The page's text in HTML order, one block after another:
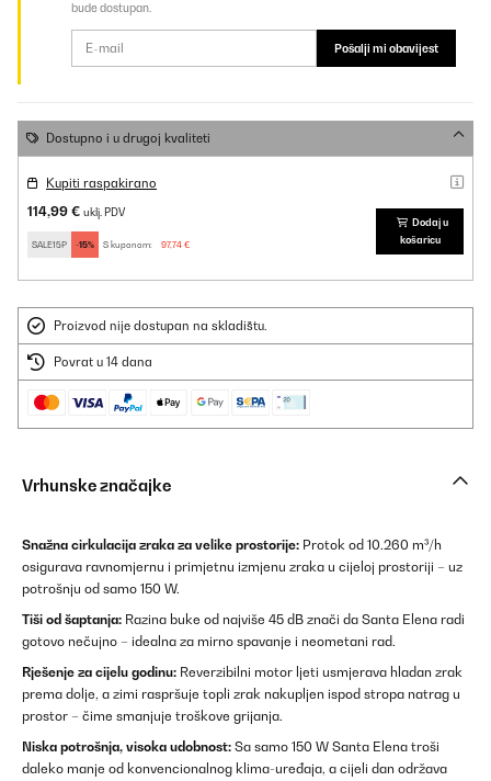
bude dostupan.
Pošalji mi obavijest
Dostupno i u drugoj kvaliteti
Kupiti raspakirano
114,99 € uklj. PDV
SALE15P -15% S kuponom: 97,74 €
Dodaj u
košaricu
Proizvod nije dostupan na skladištu.
Povrat u 14 dana
Vrhunske značajke
Snažna cirkulacija zraka za velike prostorije: Protok od 10.260 m³/h
osigurava ravnomjernu i primjetnu izmjenu zraka u cijeloj prostoriji – uz
potrošnju od samo 150 W.
Tiši od šaptanja: Razina buke od najviše 45 dB znači da Santa Elena radi
gotovo nečujno – idealna za mirno spavanje i neometani rad.
Rješenje za cijelu godinu: Reverzibilni motor ljeti usmjerava hladan zrak
prema dolje, a zimi raspršuje topli zrak nakupljen ispod stropa natrag u
prostor – čime smanjuje troškove grijanja.
Niska potrošnja, visoka udobnost: Sa samo 150 W Santa Elena troši
daleko manje od konvencionalnog klima-uređaja, a cijeli dan održava